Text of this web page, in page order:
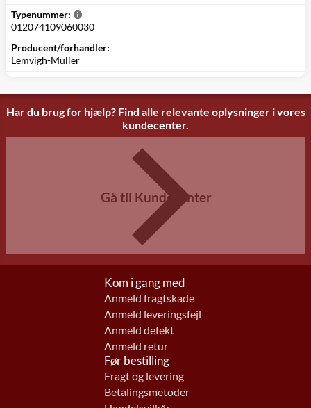
Typenummer:
012074109060030
Producent/forhandler:
Lemvigh-Muller
Har du brug for hjælp? Find alle relevante oplysninger i vores
kundecenter.
Gå til Kundecenter
Kom i gang med
Anmeld fragtskade
Anmeld leveringsfejl
Anmeld defekt
Anmeld retur
Før bestilling
Fragt og levering
Betalingsmetoder